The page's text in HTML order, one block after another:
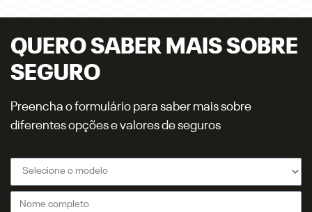
QUERO SABER MAIS SOBRE
SEGURO
Preencha o formulário para saber mais sobre
diferentes opções e valores de seguros